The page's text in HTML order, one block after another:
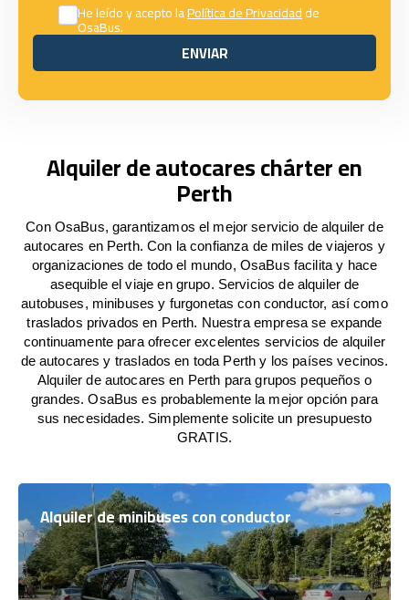
He leído y acepto laPolítica de Privacidadde
OsaBus.
ENVIAR
ENVIAR
Alquiler de autocares chárter en
Perth
Con OsaBus, garantizamos el mejor servicio de alquiler de
autocares en Perth. Con la confianza de miles de viajeros y
organizaciones de todo el mundo, OsaBus facilita y hace
asequible el viaje en grupo. Servicios de alquiler de
autobuses, minibuses y furgonetas con conductor, así como
traslados privados en Perth. Nuestra empresa se expande
continuamente para ofrecer excelentes servicios de alquiler
de autocares y traslados en toda Perth y los países vecinos.
Alquiler de autocares en Perth para grupos pequeños o
grandes. OsaBus es probablemente la mejor opción para
sus necesidades. Simplemente solicite un presupuesto
GRATIS.
Alquiler de minibuses con conductor